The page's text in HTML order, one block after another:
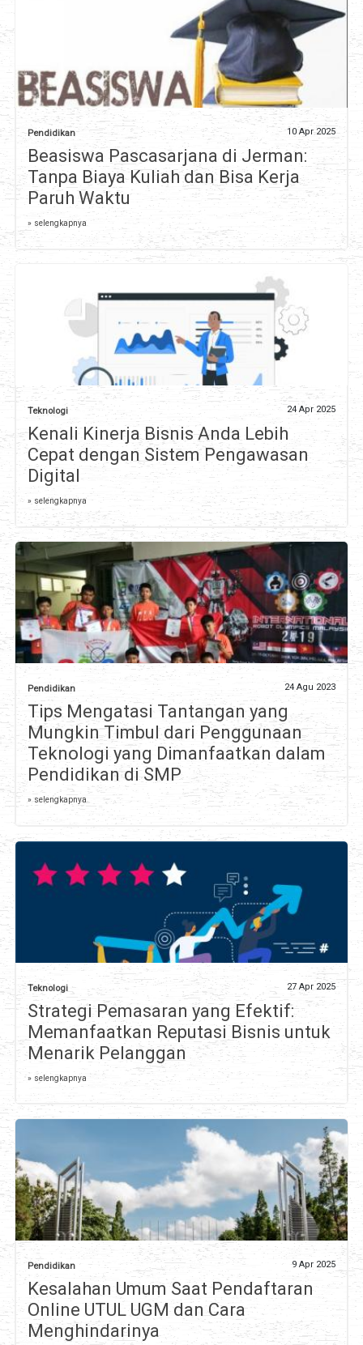
Pendidikan 10 Apr 2025
Beasiswa Pascasarjana di Jerman:
Tanpa Biaya Kuliah dan Bisa Kerja
Paruh Waktu
» selengkapnya
Teknologi 24 Apr 2025
Kenali Kinerja Bisnis Anda Lebih
Cepat dengan Sistem Pengawasan
Digital
» selengkapnya
Pendidikan 24 Agu 2023
Tips Mengatasi Tantangan yang
Mungkin Timbul dari Penggunaan
Teknologi yang Dimanfaatkan dalam
Pendidikan di SMP
» selengkapnya
Teknologi 27 Apr 2025
Strategi Pemasaran yang Efektif:
Memanfaatkan Reputasi Bisnis untuk
Menarik Pelanggan
» selengkapnya
Pendidikan 9 Apr 2025
Kesalahan Umum Saat Pendaftaran
Online UTUL UGM dan Cara
Menghindarinya